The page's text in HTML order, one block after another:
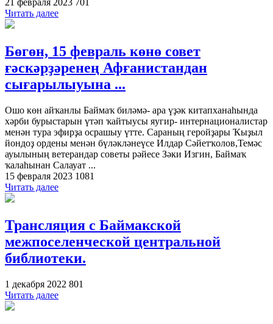
21 февраля 2023 701
Читать далее
Бөгөн, 15 февраль көнө совет
ғәскәрҙәренең Афғанистандан
сығарылыуына ...
Ошо көн айҡанлы Баймаҡ биләмә- ара үҙәк китапханаһында
хәрби бурыстарын үтәп ҡайтыусы яугир- интернационалистар
менән тура эфирҙа осрашыу үтте. Сараның геройҙары Ҡыҙыл
йондоҙ ордены менән бүләкләнеүсе Илдар Сәйетҡолов,Темәс
ауылының ветерандар советы рәйесе Зәки Изгин, Баймаҡ
ҡалаһынан Салауат ...
15 февраля 2023 1081
Читать далее
Трансляция с Баймакской
межпоселенческой центральной
библиотеки.
1 декабря 2022 801
Читать далее